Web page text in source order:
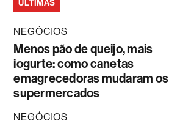
ÚLTIMAS
NEGÓCIOS
Menos pão de queijo, mais
iogurte: como canetas
emagrecedoras mudaram os
supermercados
NEGÓCIOS